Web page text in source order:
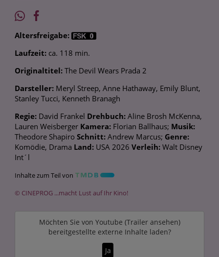
Altersfreigabe:
Laufzeit: ca. 118 min.
Originaltitel: The Devil Wears Prada 2
Darsteller: Meryl Streep, Anne Hathaway, Emily Blunt,
Stanley Tucci, Kenneth Branagh
Regie: David Frankel Drehbuch: Aline Brosh McKenna,
Lauren Weisberger Kamera: Florian Ballhaus; Musik:
Theodore Shapiro Schnitt: Andrew Marcus; Genre:
Komödie, Drama Land: USA 2026 Verleih: Walt Disney
Int´l
Inhalte zum Teil von
© CINEPROG ...macht Lust auf Ihr Kino!
Möchten Sie von Youtube (Trailer ansehen)
bereitgestellte externe Inhalte laden?
Ja